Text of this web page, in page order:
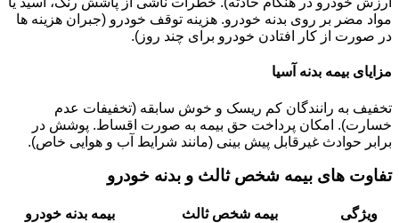
مواد مضر بر روی بدنه خودرو. هزینه توقف خودرو (جبران هزینه ها
در صورت از کار افتادن خودرو برای چند روز).
مزایای بیمه بدنه آسیا
تخفیف به رانندگان کم ریسک و خوش سابقه (تخفیفات عدم
خسارت). امکان پرداخت حق بیمه به صورت اقساط. پوشش در
برابر حوادث غیرقابل پیش بینی (مانند شرایط آب و هوایی خاص).
تفاوت های بیمه شخص ثالث و بدنه خودرو
ویژگی بیمه شخص ثالث
بیمه بدنه خودرو